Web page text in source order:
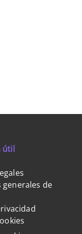
útil
generales de